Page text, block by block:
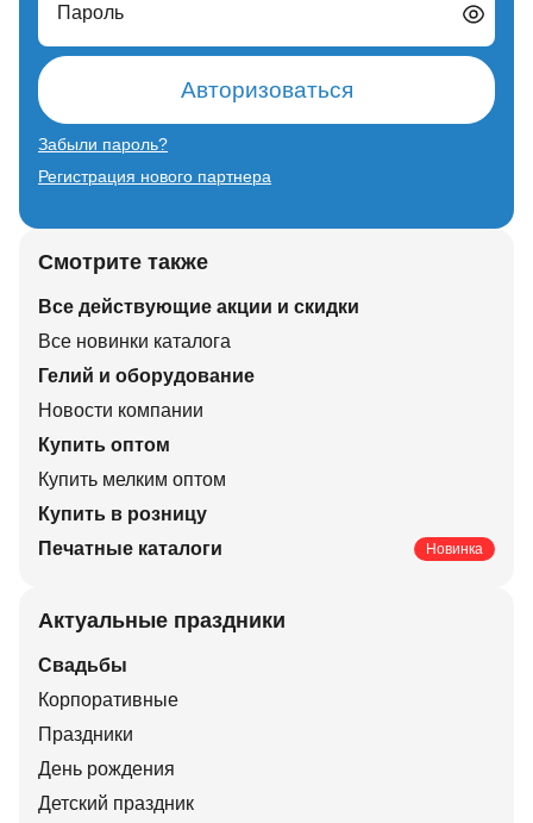
Пароль
Авторизоваться
Забыли пароль?
Регистрация нового партнера
Смотрите также
Все действующие акции и скидки
Все новинки каталога
Гелий и оборудование
Новости компании
Купить оптом
Купить мелким оптом
Купить в розницу
Печатные каталоги
Новинка
Актуальные праздники
Свадьбы
Корпоративные
Праздники
День рождения
Детский праздник